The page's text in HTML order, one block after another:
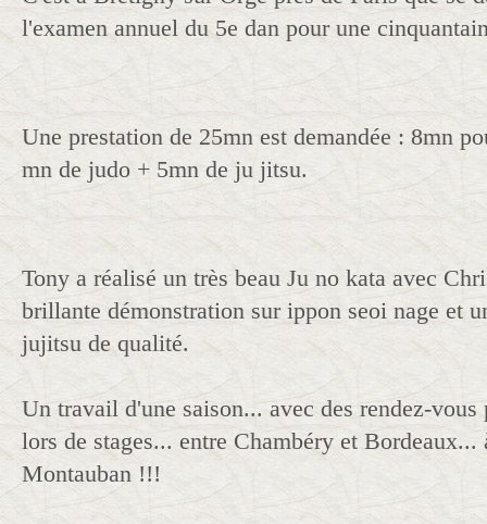
l'examen annuel du 5e dan pour une
Une prestation de 25mn est demandée : 8mn
mn de judo + 5mn de ju jitsu.
Tony a réalisé un très beau Ju no kata avec
brillante démonstration sur ippon seoi nage et
jujitsu de qualité.
Un travail d'une saison... avec des rendez-
lors de stages... entre Chambéry et
Montauban !!!